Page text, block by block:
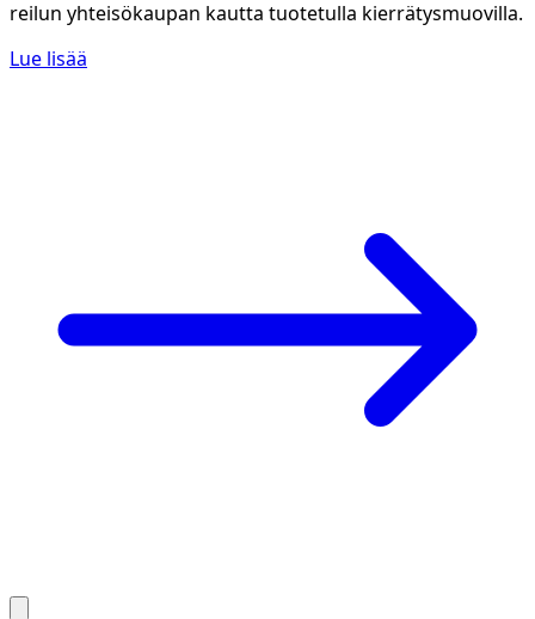
reilun yhteisökaupan kautta tuotetulla kierrätysmuovilla.
Lue lisää